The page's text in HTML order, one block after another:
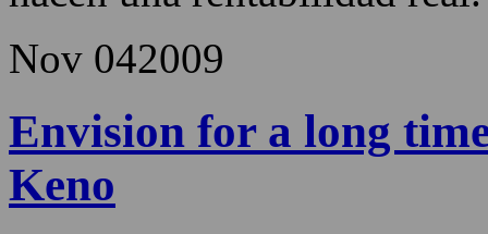
dinero, disfrutar de Keno.
hacen una rentabilidad real.
Nov04